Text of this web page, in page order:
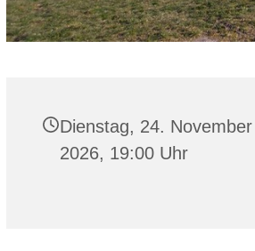
Dienstag, 24. November
2026, 19:00 Uhr